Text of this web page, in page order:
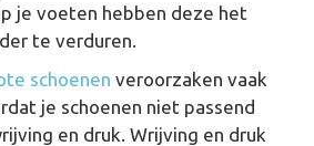
je voeten hebben deze het
te verduren.
schoenen veroorzaken vaak
je schoenen niet passend
en druk. Wrijving en druk